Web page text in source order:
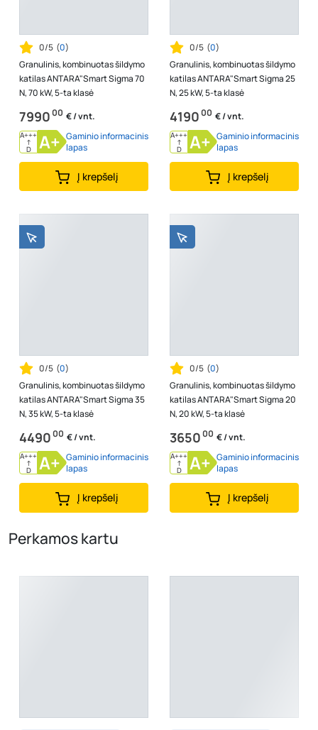
0/5 (0)
Granulinis, kombinuotas šildymo
katilas ANTARA"Smart Sigma 70
N, 70 kW, 5-ta klasė
799000 € / vnt.
A+++
↑
D A+ Gaminio informacinis
lapas
Į krepšelį
0/5 (0)
Granulinis, kombinuotas šildymo
katilas ANTARA"Smart Sigma 25
N, 25 kW, 5-ta klasė
419000 € / vnt.
A+++
↑
D A+ Gaminio informacinis
lapas
Į krepšelį
0/5 (0)
Granulinis, kombinuotas šildymo
katilas ANTARA"Smart Sigma 35
N, 35 kW, 5-ta klasė
449000 € / vnt.
A+++
↑
D A+ Gaminio informacinis
lapas
Į krepšelį
0/5 (0)
Granulinis, kombinuotas šildymo
katilas ANTARA"Smart Sigma 20
N, 20 kW, 5-ta klasė
365000 € / vnt.
A+++
↑
D A+ Gaminio informacinis
lapas
Į krepšelį
Perkamos kartu